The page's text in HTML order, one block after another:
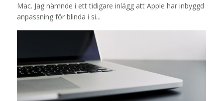
Mac. Jag nämnde i ett tidigare inlägg att Apple har inbyggd
anpassning för blinda i si...